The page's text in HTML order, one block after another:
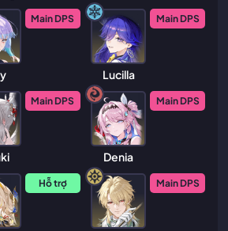
Main DPS
Lucilla
Main DPS
Main DPS
Denia
Main DPS
Hỗ trợ Main DPS